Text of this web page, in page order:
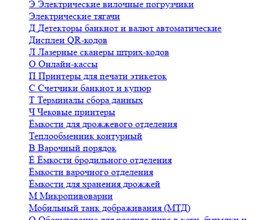
Э Электрические вилочные погрузчики
Электрические тягачи
Д Детекторы банкнот и валют автоматические
Дисплеи QR-кодов
Л Лазерные сканеры штрих-кодов
О Онлайн-кассы
П Принтеры для печати этикеток
С Счетчики банкнот и купюр
Т Терминалы сбора данных
ЧЧековые принтеры
Ёмкости для дрожжевого отделения
Теплообменник контурный
В Варочный порядок
Ё Ёмкости бродильного отделения
Ёмкости варочного отделения
Ёмкости для хранения дрожжей
М Микропивоварни
Мобильный танк дображивания (МТД)